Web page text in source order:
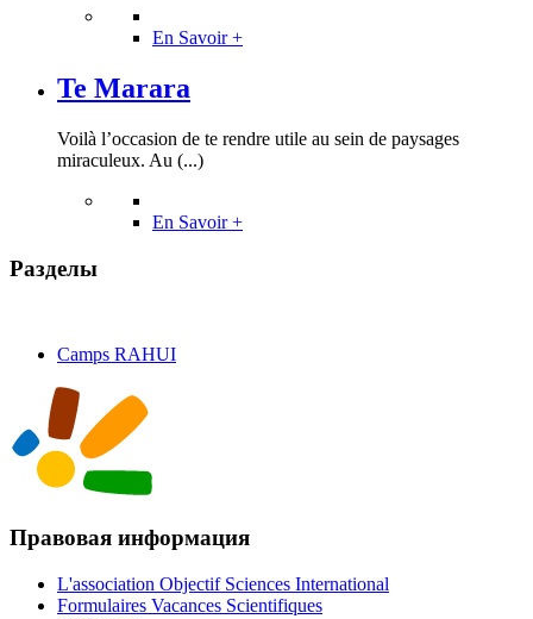
En Savoir +
Te Marara
Voilà l’occasion de te rendre utile au sein de paysages
miraculeux. Au (...)
En Savoir +
Разделы
Camps RAHUI
Правовая информация
L'association Objectif Sciences International
Formulaires Vacances Scientifiques